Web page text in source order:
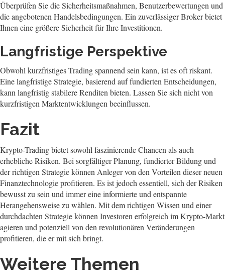
Überprüfen Sie die Sicherheitsmaßnahmen, Benutzerbewertungen und
die angebotenen Handelsbedingungen. Ein zuverlässiger Broker bietet
Ihnen eine größere Sicherheit für Ihre Investitionen.
Langfristige Perspektive
Obwohl kurzfristiges Trading spannend sein kann, ist es oft riskant.
Eine langfristige Strategie, basierend auf fundierten Entscheidungen,
kann langfristig stabilere Renditen bieten. Lassen Sie sich nicht von
kurzfristigen Marktentwicklungen beeinflussen.
Fazit
Krypto-Trading bietet sowohl faszinierende Chancen als auch
erhebliche Risiken. Bei sorgfältiger Planung, fundierter Bildung und
der richtigen Strategie können Anleger von den Vorteilen dieser neuen
Finanztechnologie profitieren. Es ist jedoch essentiell, sich der Risiken
bewusst zu sein und immer eine informierte und entspannte
Herangehensweise zu wählen. Mit dem richtigen Wissen und einer
durchdachten Strategie können Investoren erfolgreich im Krypto-Markt
agieren und potenziell von den revolutionären Veränderungen
profitieren, die er mit sich bringt.
Weitere Themen